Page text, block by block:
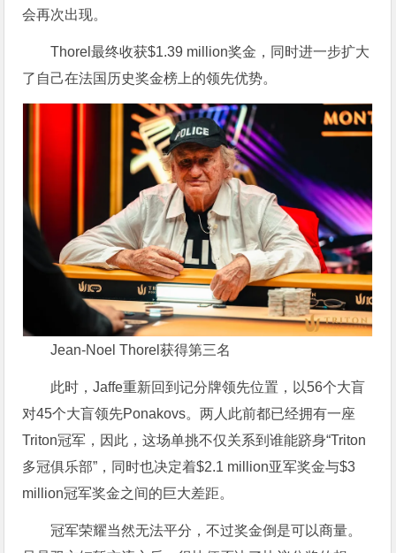
会再次出现。
Thorel最终收获$1.39 million奖金，同时进一步扩大
了自己在法国历史奖金榜上的领先优势。
Jean-Noel Thorel获得第三名
此时，Jaffe重新回到记分牌领先位置，以56个大盲
对45个大盲领先Ponakovs。两人此前都已经拥有一座
Triton冠军，因此，这场单挑不仅关系到谁能跻身“Triton
多冠俱乐部”，同时也决定着$2.1 million亚军奖金与$3
million冠军奖金之间的巨大差距。
冠军荣耀当然无法平分，不过奖金倒是可以商量。